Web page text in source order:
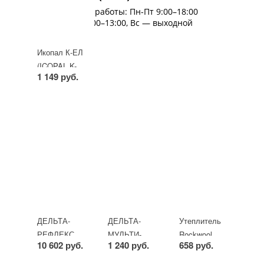
Икопал К-ЕЛ
(ICOPAL K-
EL) ковер
1 149 руб.
ДЕЛЬТА-
РЕФЛЕКС
(Delta-
10 602 руб.
ДЕЛЬТА-
МУЛЬТИ-
БАНД М 60
1 240 руб.
Утеплитель
Rockwool
Акустик
658 руб.
Время работы: Пн-Пт 9:00–18:00
Сб 9:00–13:00, Вс — выходной